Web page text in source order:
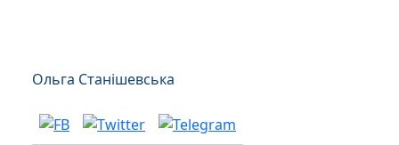
Ольга Станішевська